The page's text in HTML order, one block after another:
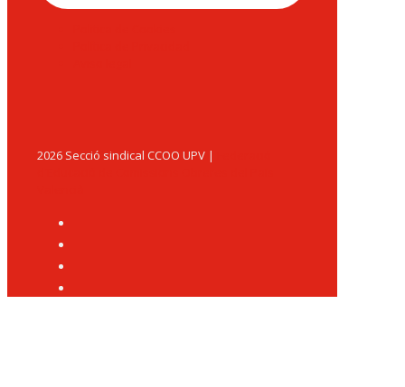
2026 Secció sindical CCOO UPV |